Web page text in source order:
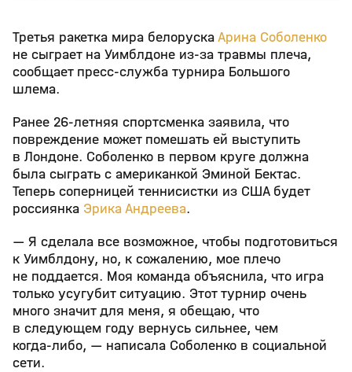
Третья ракетка мира белорускаАрина Соболенко
не сыграет на Уимблдоне из‑за травмы плеча,
сообщает пресс‑служба турнира Большого
шлема.
Ранее 26‑летняя спортсменка заявила, что
повреждение может помешать ей выступить
в Лондоне. Соболенко в первом круге должна
была сыграть с американкой Эминой Бектас.
Теперь соперницей теннисистки из США будет
россиянка Эрика Андреева.
— Я сделала все возможное, чтобы подготовиться
к Уимблдону, но, к сожалению, мое плечо
не поддается. Моя команда объяснила, что игра
только усугубит ситуацию. Этот турнир очень
много значит для меня, я обещаю, что
в следующем году вернусь сильнее, чем
когда‑либо, — написала Соболенко в социальной
сети.